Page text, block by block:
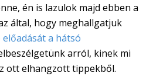
én is lazulok majd ebben a
által, hogy meghallgatjuk
a hátsó
arról, kinek mi
ott elhangzott tippekből.